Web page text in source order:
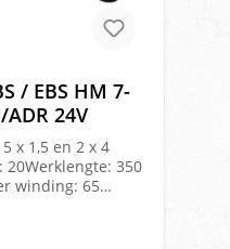
/ EBS HM 7-
ADR 24V
x 1,5 en 2 x 4
350
winding: 65